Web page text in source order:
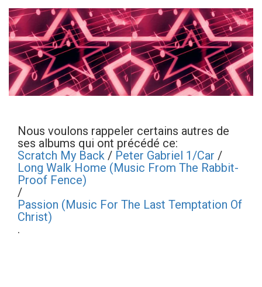
Nous voulons rappeler certains autres de
ses albums qui ont précédé ce:
Scratch My Back / Peter Gabriel 1/Car /
Long Walk Home (Music From The Rabbit-
Proof Fence)
/
Passion (Music For The Last Temptation Of
Christ)
.